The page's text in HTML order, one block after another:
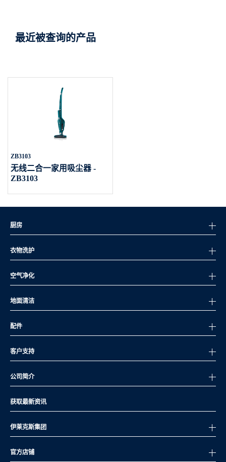
最近被查询的产品
ZB3103
无线二合一家用吸尘器 -
ZB3103
厨房
衣物洗护
空气净化
地面清洁
配件
客户支持
公司简介
获取最新资讯
伊莱克斯集团
官方店铺